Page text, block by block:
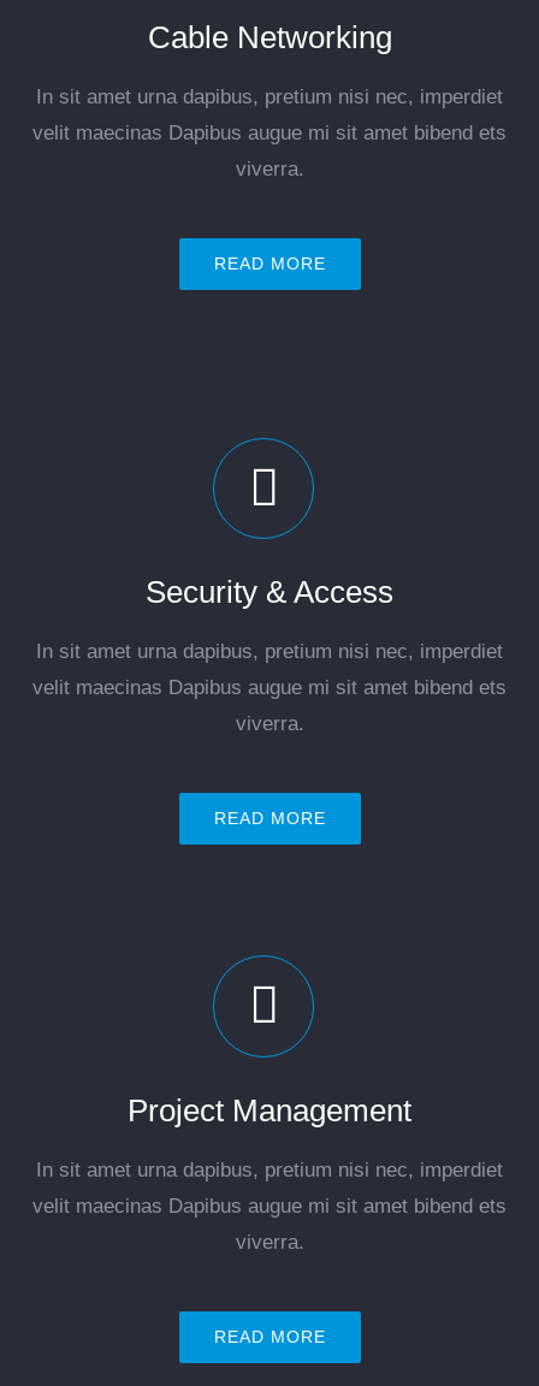
Cable Networking
In sit amet urna dapibus, pretium nisi nec, imperdiet
velit maecinas Dapibus augue mi sit amet bibend ets
viverra.
READ MORE
Security & Access
In sit amet urna dapibus, pretium nisi nec, imperdiet
velit maecinas Dapibus augue mi sit amet bibend ets
viverra.
READ MORE
Project Management
In sit amet urna dapibus, pretium nisi nec, imperdiet
velit maecinas Dapibus augue mi sit amet bibend ets
viverra.
READ MORE